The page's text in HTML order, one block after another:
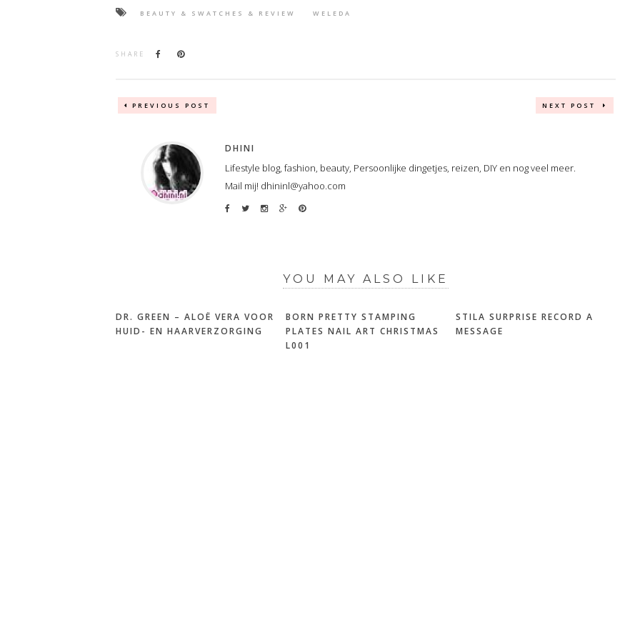
BEAUTY & SWATCHES & REVIEW WELEDA
SHARE
PREVIOUS POST NEXT POST
DHINI
Lifestyle blog, fashion, beauty, Persoonlijke dingetjes, reizen, DIY en nog veel meer.
Mail mij! dhininl@yahoo.com
YOU MAY ALSO LIKE
DR. GREEN – ALOË VERA VOOR
HUID- EN HAARVERZORGING
BORN PRETTY STAMPING
PLATES NAIL ART CHRISTMAS
L001
STILA SURPRISE RECORD A
MESSAGE